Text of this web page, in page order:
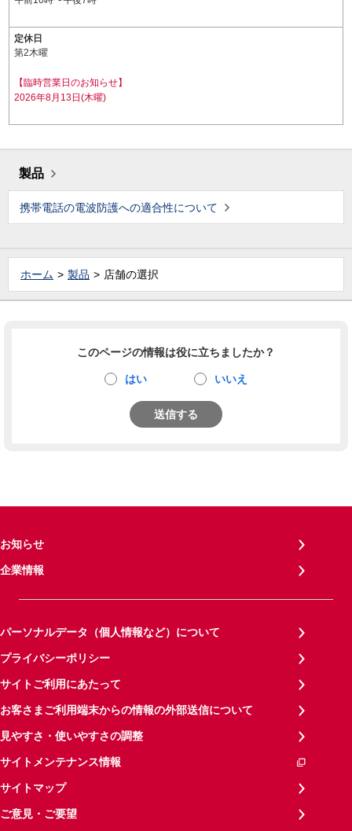
定休日
第2木曜
【臨時営業日のお知らせ】
2026年8月13日(木曜)
製品
携帯電話の電波防護への適合性について
ホーム 製品 店舗の選択
このページの情報は役に立ちましたか？
はい いいえ
送信する
お知らせ
企業情報
パーソナルデータ（個人情報など）について
プライバシーポリシー
サイトご利用にあたって
お客さまご利用端末からの情報の外部送信について
見やすさ・使いやすさの調整
サイトメンテナンス情報
サイトマップ
ご意見・ご要望